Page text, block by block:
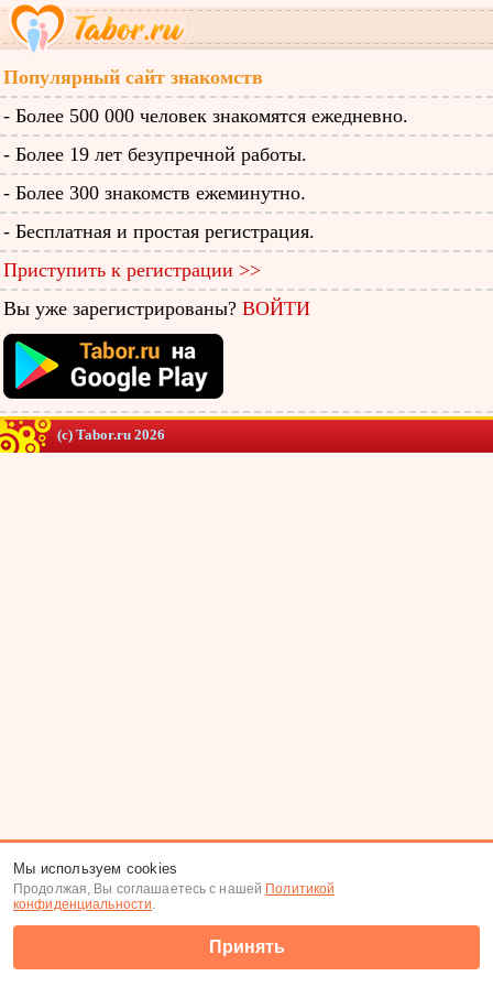
Популярный сайт знакомств
- Более 500 000 человек знакомятся ежедневно.
- Более 19 лет безупречной работы.
- Более 300 знакомств ежеминутно.
- Бесплатная и простая регистрация.
Приступить к регистрации >>
Вы уже зарегистрированы? ВОЙТИ
(c) Tabor.ru 2026
Мы используем cookies
Продолжая, Вы соглашаетесь с нашей Политикой
конфиденциальности.
Принять